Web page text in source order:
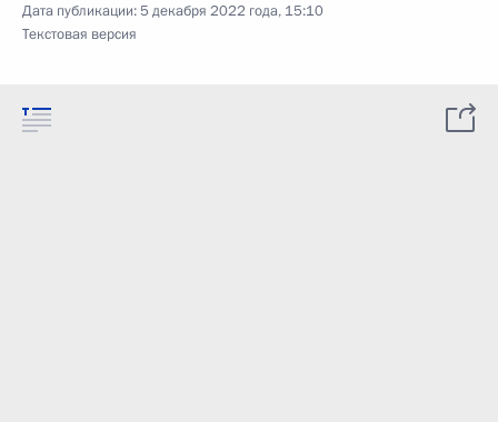
Дата публикации:5 декабря 2022 года, 15:10
Текстовая версия